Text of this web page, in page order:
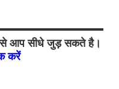
से आप सीधे जुड़ सकते है।
करें